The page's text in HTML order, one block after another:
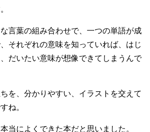
言葉の組み合わせで、一つの単語が成
それぞれの意味を知っていれば、はじ
だいたい意味が想像できてしまうんで
を、分かりやすい、イラストを交えて
ね。
当によくできた本だと思いました。